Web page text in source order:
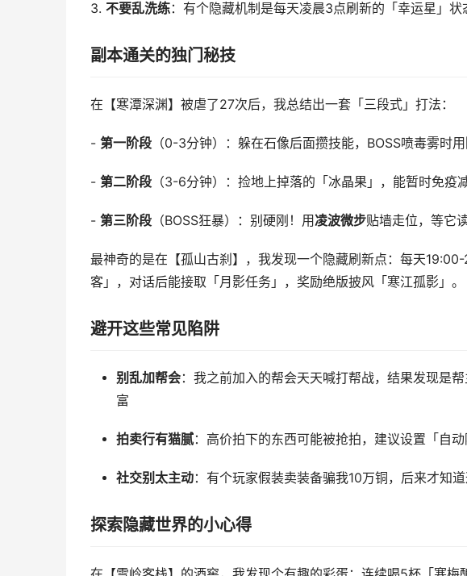
3. 不要乱洗练：有个隐藏机制是每天凌晨3点刷新的「幸运星」
副本通关的独门秘技
在【寒潭深渊】被虐了27次后，我总结出一套「三段式」打法：
- 第一阶段 （0-3分钟）：躲在石像后面攒技能，BOSS喷毒雾时用
- 第二阶段 （3-6分钟）：捡地上掉落的「冰晶果」，能暂时免疫
- 第三阶段 （BOSS狂暴）：别硬刚！用凌波微步贴墙走位，等它
最神奇的是在【孤山古刹】，我发现一个隐藏刷新点：每天
客」，对话后能接取「月影任务」，奖励绝版披风「寒江孤影」。
避开这些常见陷阱
别乱加帮会：我之前加入的帮会天天喊打帮战，结果发现是
富
拍卖行有猫腻：高价拍下的东西可能被抢拍，建议设置「自
社交别太主动：有个玩家假装卖装备骗我10万铜，后来才知
探索隐藏世界的小心得